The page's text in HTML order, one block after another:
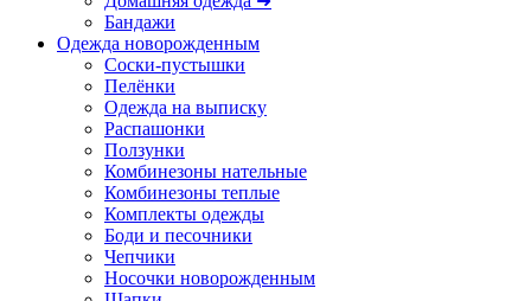
Бандажи
Одежда новорожденным
Соски-пустышки
Пелёнки
Одежда на выписку
Распашонки
Ползунки
Комбинезоны нательные
Комбинезоны теплые
Комплекты одежды
Боди и песочники
Чепчики
Носочки новорожденным